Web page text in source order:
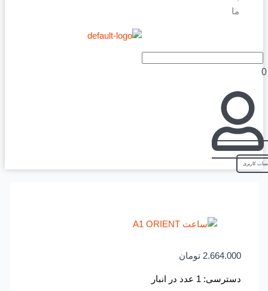
2.664.000 تومان
دسترسی: 1 عدد در انبار